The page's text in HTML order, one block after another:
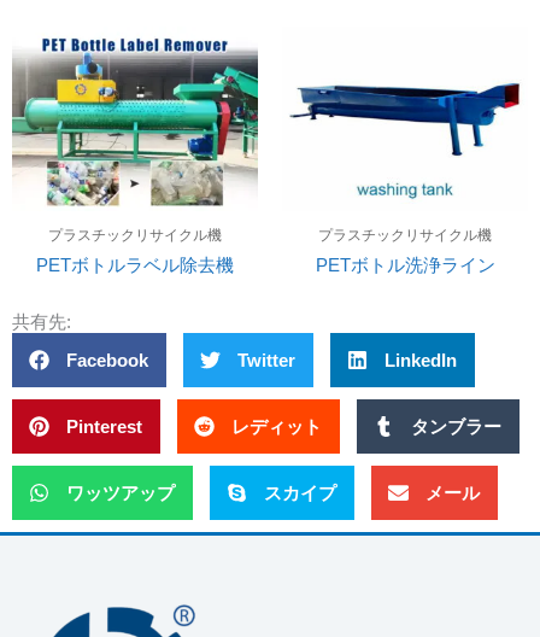
プラスチックリサイクル機
PETボトルラベル除去機
プラスチックリサイクル機
PETボトル洗浄ライン
共有先:
Facebook Twitter LinkedIn
Pinterest レディット タンブラー
ワッツアップ スカイプ メール